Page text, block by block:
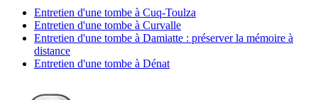
Entretien d'une tombe à Cuq-Toulza
Entretien d'une tombe à Curvalle
Entretien d'une tombe à Damiatte : préserver la mémoire à
distance
Entretien d'une tombe à Dénat